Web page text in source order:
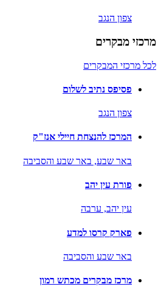
צפון הנגב
מרכזי מבקרים
לכל מרכזי המבקרים
פסיפס נתיב לשלום
צפון הנגב
המרכז להנצחת חיילי אנז"ק
באר שבע, באר שבע והסביבה
פורת עין יהב
עין יהב, ערבה
פארק קרסו למדע
באר שבע והסביבה
מרכז מבקרים מכתש רמון